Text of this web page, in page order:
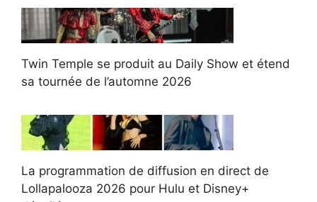
Twin Temple se produit au Daily Show et étend
sa tournée de l’automne 2026
La programmation de diffusion en direct de
Lollapalooza 2026 pour Hulu et Disney+